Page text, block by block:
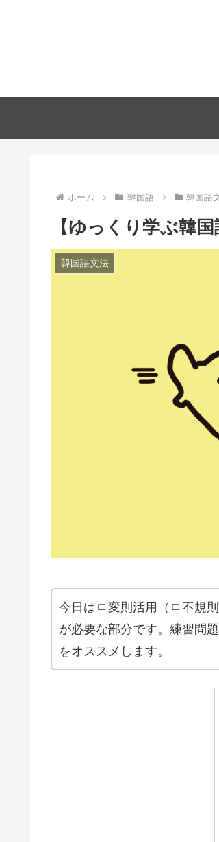
ホーム 韓国語 韓国語
【ゆっくり学ぶ韓
韓国語文法
今日はㄷ変則活用（ㄷ不規
が必要な部分です。練習問
をオススメします。